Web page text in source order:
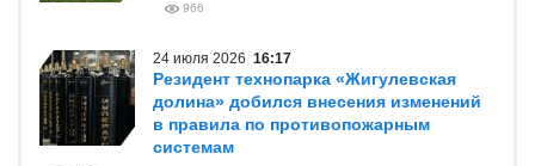
966
24 июля 2026 16:17
Резидент технопарка «Жигулевская
долина» добился внесения изменений
в правила по противопожарным
системам